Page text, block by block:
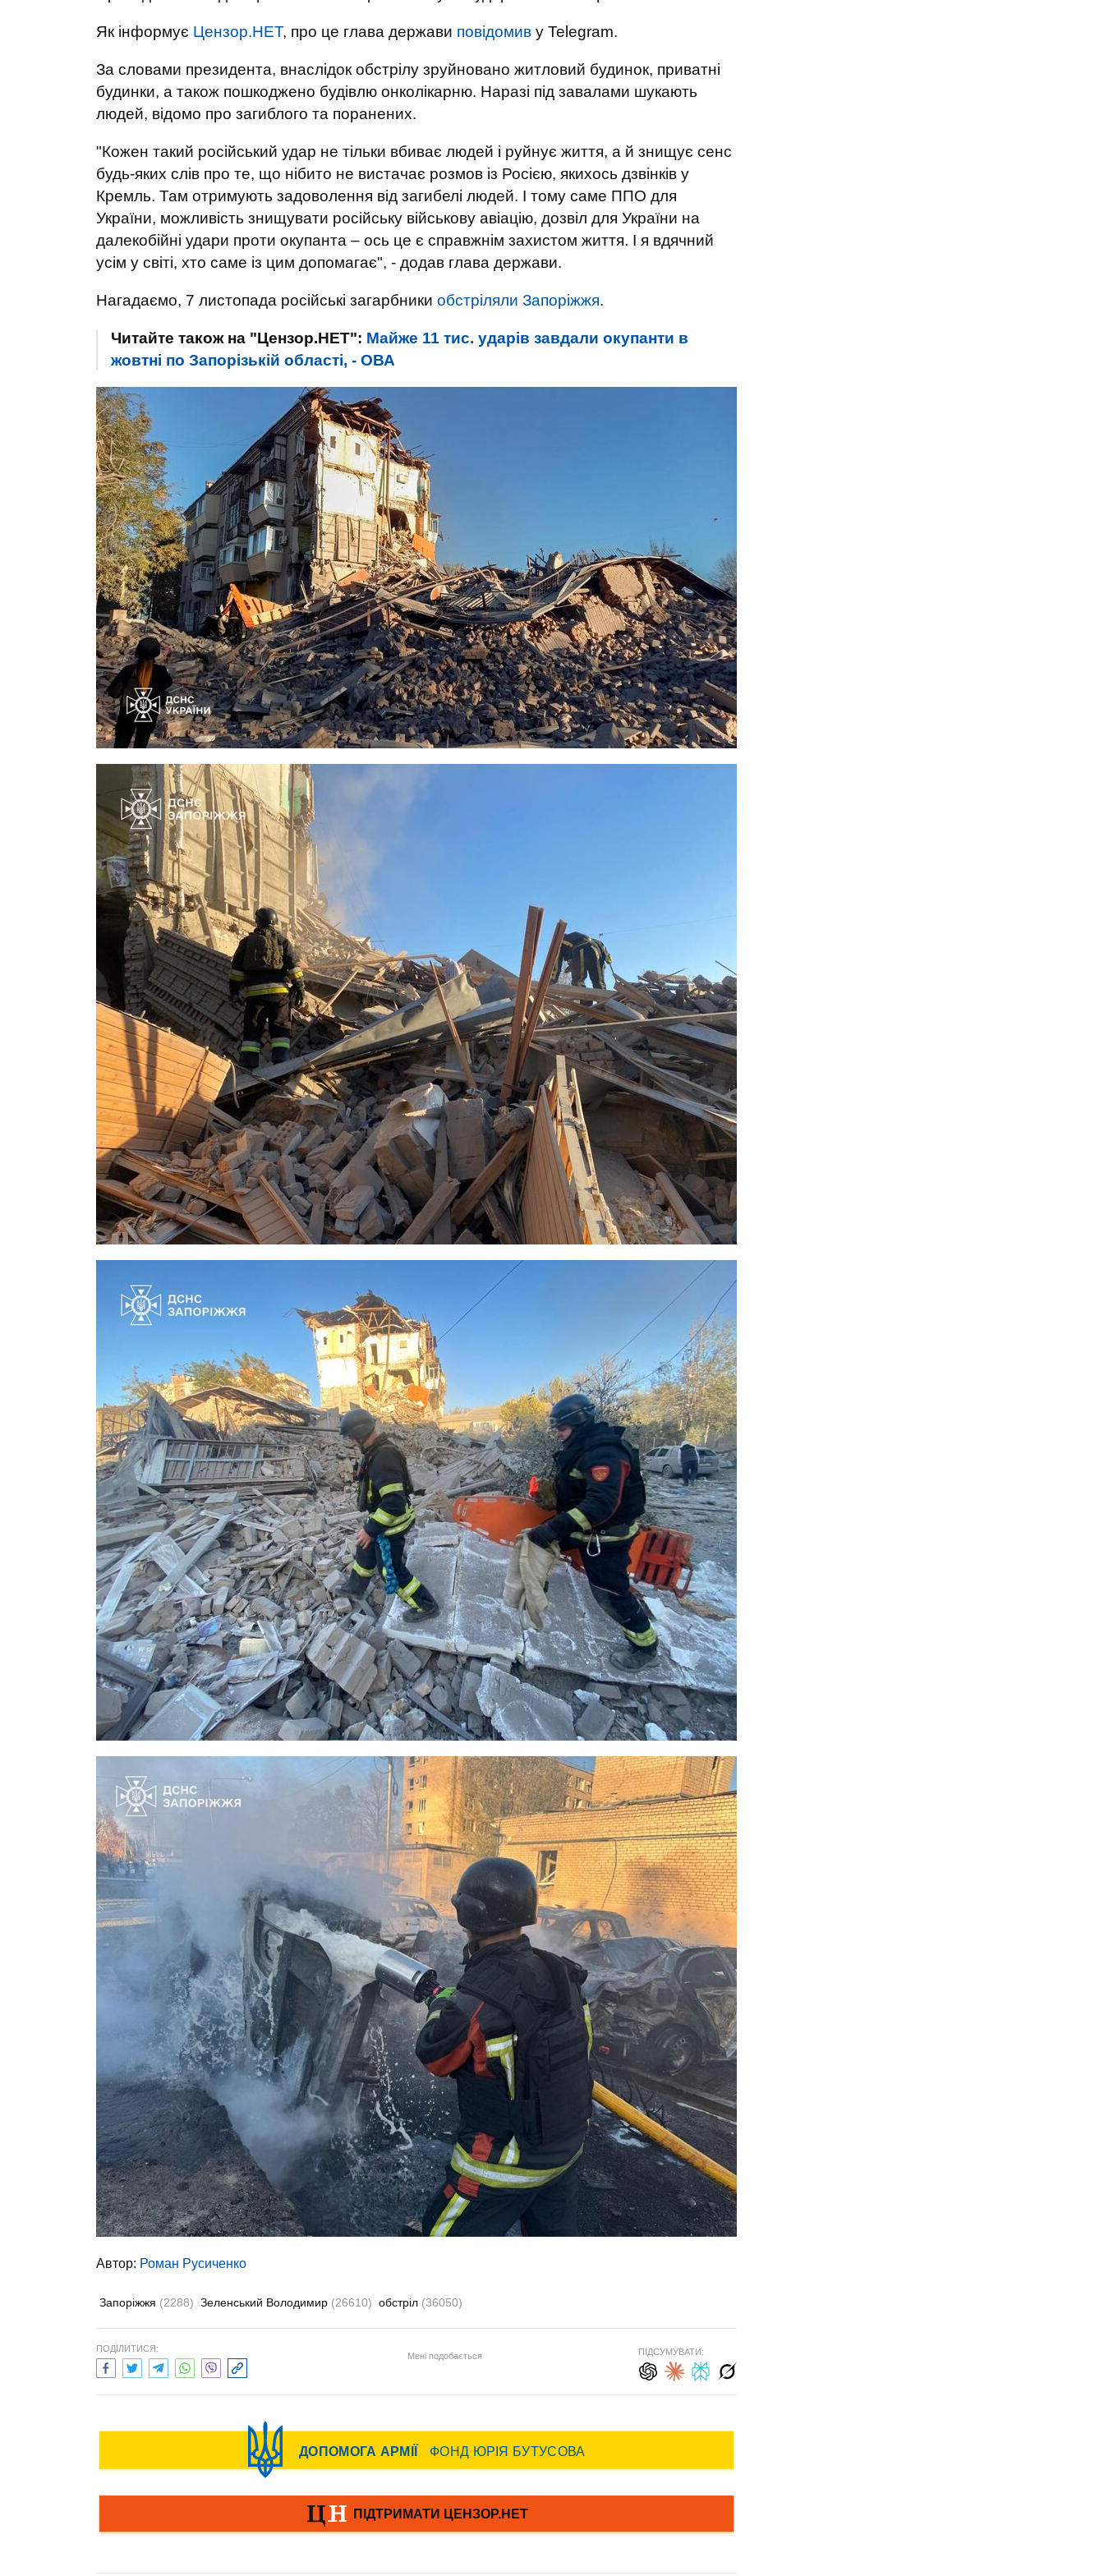
Як інформує Цензор.НЕТ, про це глава держави повідомив у Telegram.
За словами президента, внаслідок обстрілу зруйновано житловий будинок, приватні
будинки, а також пошкоджено будівлю онколікарню. Наразі під завалами шукають
людей, відомо про загиблого та поранених.
"Кожен такий російський удар не тільки вбиває людей і руйнує життя, а й знищує сенс
будь-яких слів про те, що нібито не вистачає розмов із Росією, якихось дзвінків у
Кремль. Там отримують задоволення від загибелі людей. І тому саме ППО для
України, можливість знищувати російську військову авіацію, дозвіл для України на
далекобійні удари проти окупанта – ось це є справжнім захистом життя. І я вдячний
усім у світі, хто саме із цим допомагає", - додав глава держави.
Нагадаємо, 7 листопада російські загарбники обстріляли Запоріжжя.
Читайте також на "Цензор.НЕТ": Майже 11 тис. ударів завдали окупанти в
жовтні по Запорізькій області, - ОВА
Автор: Роман Русиченко
Запоріжжя (2288) Зеленський Володимир (26610) обстріл (36050)
ПОДІЛИТИСЯ:
Мені подобається ПІДСУМУВАТИ: